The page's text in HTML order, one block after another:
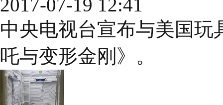
2017-07-19 12:41
中央电视台宣布与美国
吒与变形金刚》。